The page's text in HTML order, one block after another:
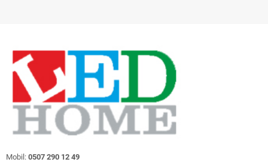
Mobil: 0507 290 12 49